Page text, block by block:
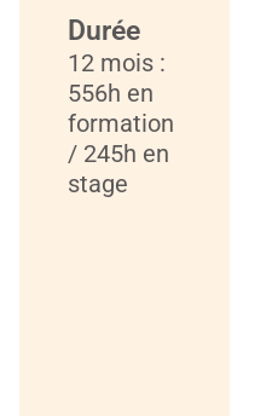
Durée
12 mois :
556h en
formation
/ 245h en
stage